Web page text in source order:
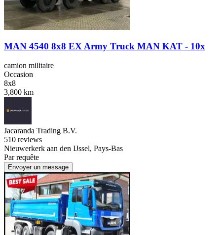
MAN 4540 8x8 EX Army Truck MAN KAT - 10x
camion militaire
Occasion
8x8
3,800 km
Jacaranda Trading B.V.
510 reviews
Nieuwerkerk aan den IJssel, Pays-Bas
Par requête
Envoyer un message